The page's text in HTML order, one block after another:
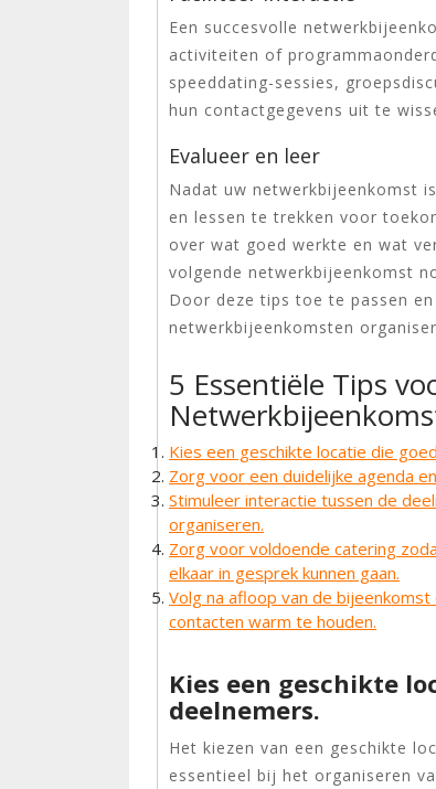
Een succesvolle
activiteiten of
speeddating-sessies,
hun contactgegevens uit te
Evalueer en leer
Nadat uw netwerkbijeenkomst
en lessen te trekken voor
over wat goed werkte en wat
volgende netwerkbijeenkomst
Door deze tips toe te passen
netwerkbijeenkomsten
5 Essentiële Tips
Kies een geschikte locatie die
Zorg voor een duidelijke agenda
Stimuleer interactie tussen de
organiseren.
Zorg voor voldoende catering
elkaar in gesprek kunnen gaan.
Volg na afloop van de
contacten warm te houden.
Kies een geschikte
deelnemers.
Het kiezen van een geschikte
essentieel bij het organiseren